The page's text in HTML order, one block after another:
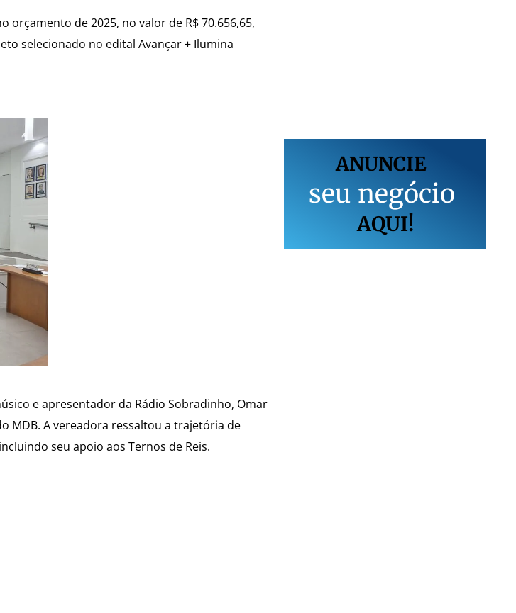
de 2025, no valor de R$ 70.656,65,
selecionado no edital Avançar + Ilumina
e apresentador da Rádio Sobradinho, Omar
MDB. A vereadora ressaltou a trajetória de
seu apoio aos Ternos de Reis.
ANUNCIE
seu negócio
AQUI!